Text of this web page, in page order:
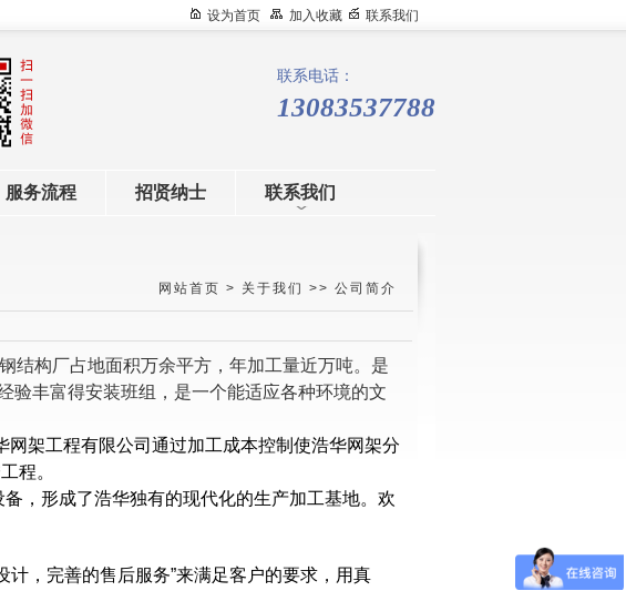
设为首页 加入收藏 联系我们
联系电话：
13083537788
服务流程 招贤纳士 联系我们
网站首页 > 关于我们 >> 公司简介
结构厂占地面积万余平方，年加工量近万吨。是
验丰富得安装班组，是一个能适应各种环境的文
架工程有限公司通过加工成本控制使浩华网架分
程。
，形成了浩华独有的现代化的生产加工基地。欢
，完善的售后服务”来满足客户的要求，用真